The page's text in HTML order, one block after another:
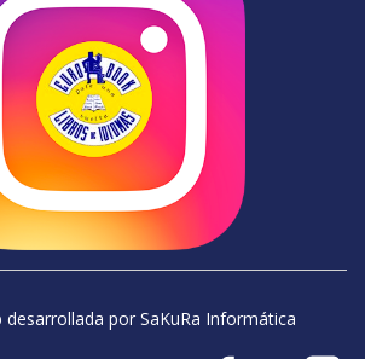
por SaKuRa Informática